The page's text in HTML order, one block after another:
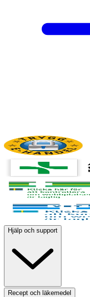
Hjälp och support
Recept och läkemedel